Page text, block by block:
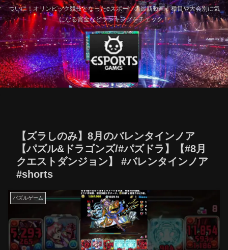
ついに！オリンピック競技となったeスポーツの最新動画！種目や大会別に気
になる賞金などランキングをチェック！
【ズラしのみ】8月のバレンタインノア
【パズル&ドラゴンズ/#パズドラ】【#8月
クエストダンジョン】 #バレンタインノア
#shorts
パズルゲーム